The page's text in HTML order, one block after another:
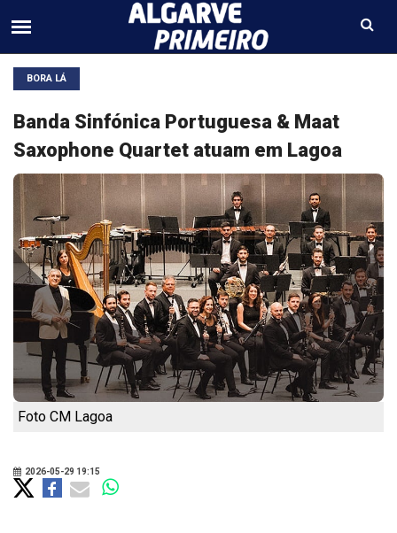
BORA LÁ
Banda Sinfónica Portuguesa & Maat
Saxophone Quartet atuam em Lagoa
Foto CM Lagoa
2026-05-29 19:15